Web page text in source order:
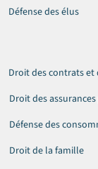
Défense des élus
Droit des contrats et
Droit des
Défense des
Droit de la famille